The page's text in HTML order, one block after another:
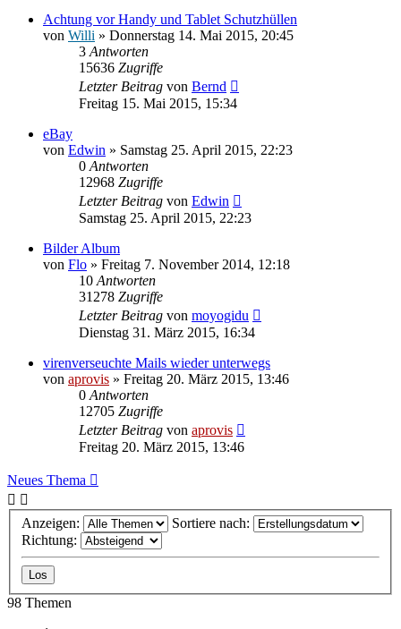
Achtung vor Handy und Tablet Schutzhüllen
von Willi » Donnerstag 14. Mai 2015, 20:45
3 Antworten
15636 Zugriffe
Letzter Beitrag von Bernd
Freitag 15. Mai 2015, 15:34
eBay
von Edwin » Samstag 25. April 2015, 22:23
0 Antworten
12968 Zugriffe
Letzter Beitrag von Edwin
Samstag 25. April 2015, 22:23
Bilder Album
von Flo » Freitag 7. November 2014, 12:18
10 Antworten
31278 Zugriffe
Letzter Beitrag von moyogidu
Dienstag 31. März 2015, 16:34
virenverseuchte Mails wieder unterwegs
von aprovis » Freitag 20. März 2015, 13:46
0 Antworten
12705 Zugriffe
Letzter Beitrag von aprovis
Freitag 20. März 2015, 13:46
Neues Thema
Anzeigen:
Sortiere nach:
Richtung:
98 Themen